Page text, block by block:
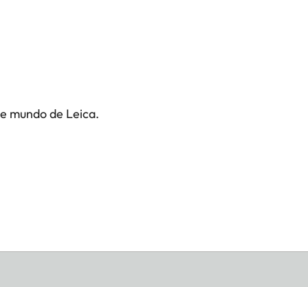
mundo de Leica.